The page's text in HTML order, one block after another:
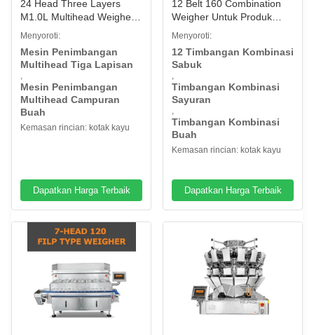
24 Head Three Layers
M1.0L Multihead Weigher
Machine Untuk Campuran
Kacang Campuran Buah
Kering
Menyoroti:
Mesin Penimbangan
Multihead Tiga Lapisan
,
Mesin Penimbangan
Multihead Campuran
Buah
Kemasan rincian: kotak kayu
Dapatkan Harga Terbaik
12 Belt 160 Combination
Weigher Untuk Produk
Perairan Sayuran Buah
Menyoroti:
12 Timbangan Kombinasi
Sabuk
,
Timbangan Kombinasi
Sayuran
,
Timbangan Kombinasi
Buah
Kemasan rincian: kotak kayu
Dapatkan Harga Terbaik